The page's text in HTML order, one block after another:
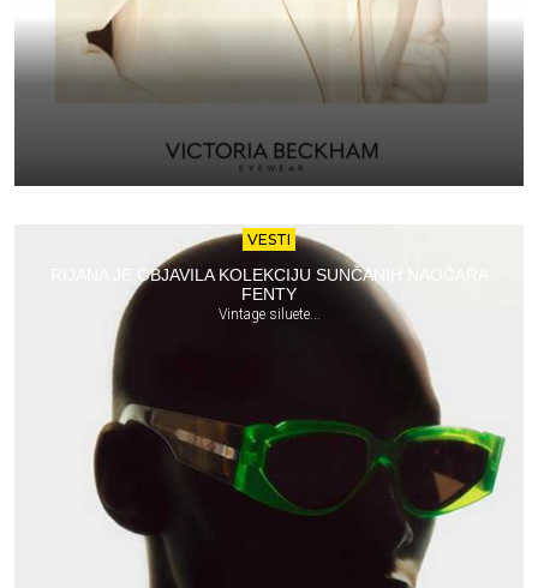
VESTI
RIJANA JE OBJAVILA KOLEKCIJU SUNČANIH NAOČARA
FENTY
Vintage siluete...